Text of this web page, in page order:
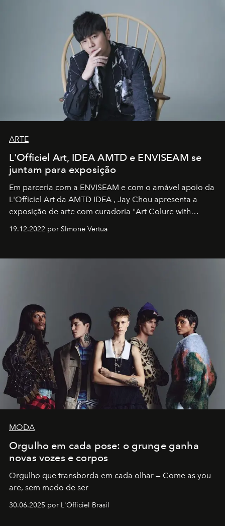
ARTE
L'Officiel Art, IDEA AMTD e ENVISEAM se
juntam para exposição
Em parceria com a ENVISEAM e com o amável apoio da
L'Officiel Art da AMTD IDEA , Jay Chou apresenta a
exposição de arte com curadoria "Art Colure with
19.12.2022 por SImone Vertua
MODA
Orgulho em cada pose: o grunge ganha
novas vozes e corpos
Orgulho que transborda em cada olhar — Come as you
are, sem medo de ser
30.06.2025 por L'Officiel Brasil